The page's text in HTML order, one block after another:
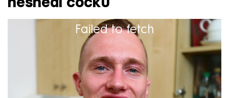
Failed to fetch
Matúš je MMA zápasník, juniorský mistr
České republiky v K1.